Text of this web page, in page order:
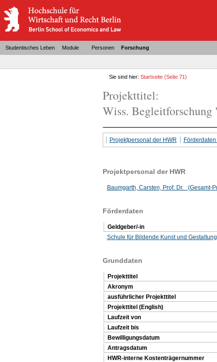
Studentisches Leben Module Personen Forschung
Sie sind hier:Startseite (Seite 71)
Projekttitel:
Wiss.
Projektpersonal der HWR Förderdaten
Projektpersonal der HWR
Baumgarth, Carsten, Prof. Dr. (Gesamt-
Förderdaten
Geldgeber/-in
Schule für Bildende Kunst und
Grunddaten
Projekttitel
Akronym
ausführlicher Projekttitel
Projekttitel (English)
Laufzeit von
Laufzeit bis
Bewilligungsdatum
Antragsdatum
HWR-interne Kostenträgernummer